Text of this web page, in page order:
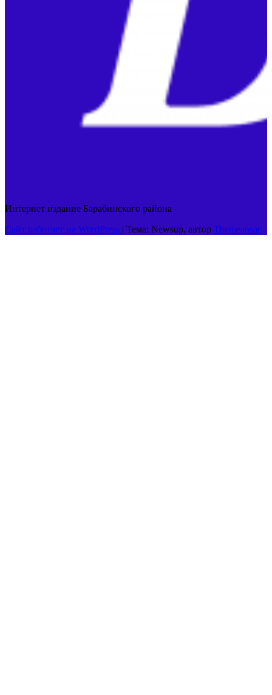
Интернет издание Барабинского района
Сайт работает на WordPress | Тема: Newsup, автор Themeansar